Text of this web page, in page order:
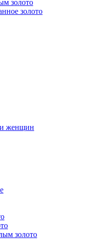
золото
золото
женщин
золото